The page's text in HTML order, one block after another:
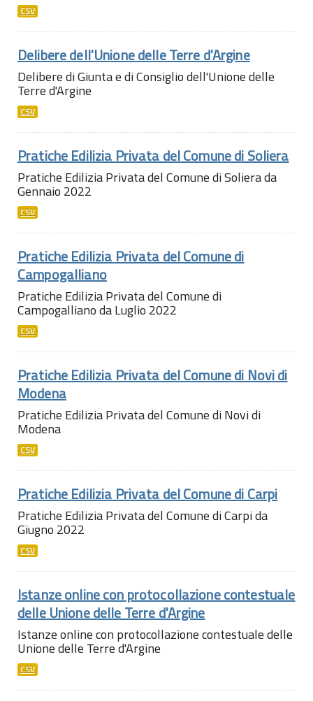
CSV
Delibere dell'Unione delle Terre d'Argine
Delibere di Giunta e di Consiglio dell'Unione delle
Terre d'Argine
CSV
Pratiche Edilizia Privata del Comune di Soliera
Pratiche Edilizia Privata del Comune di Soliera da
Gennaio 2022
CSV
Pratiche Edilizia Privata del Comune di
Campogalliano
Pratiche Edilizia Privata del Comune di
Campogalliano da Luglio 2022
CSV
Pratiche Edilizia Privata del Comune di Novi di
Modena
Pratiche Edilizia Privata del Comune di Novi di
Modena
CSV
Pratiche Edilizia Privata del Comune di Carpi
Pratiche Edilizia Privata del Comune di Carpi da
Giugno 2022
CSV
Istanze online con protocollazione contestuale
delle Unione delle Terre d'Argine
Istanze online con protocollazione contestuale delle
Unione delle Terre d'Argine
CSV